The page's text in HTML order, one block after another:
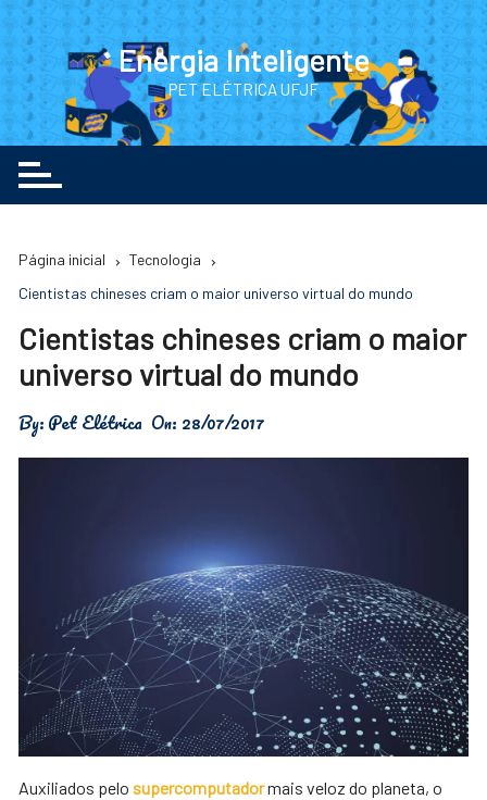
Ir
para
o
conteúdo
Energia Inteligente
PET ELÉTRICA UFJF
Página inicial
Tecnologia
Cientistas chineses criam o maior universo virtual do mundo
Cientistas chineses criam o maior
universo virtual do mundo
By:Pet Elétrica On: 28/07/2017
Auxiliados pelosupercomputadormais veloz do planeta, o